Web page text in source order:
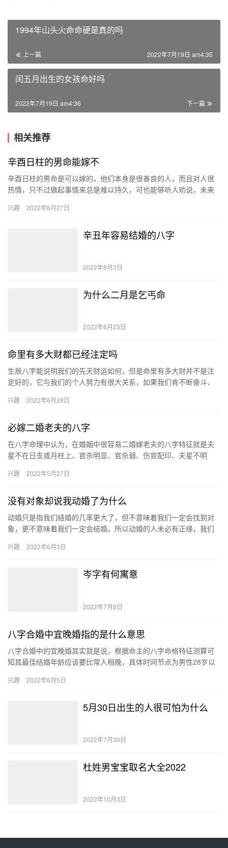
1994年山头火命命硬是真的吗
上一篇 2022年7月19日 am4:35
闰五月出生的女孩命好吗
下一篇
2022年7月19日 am4:36
相关推荐
辛酉日柱的男命能嫁不
辛酉日柱的男命是可以嫁的，他们本身是很善良的人，而且对人很
热情，只不过做起事情来总是难以持久，可也能够听人劝说，未来
格 …
兴趣 2022年6月27日
辛丑年容易结婚的八字
2022年8月3日
为什么二月是乞丐命
2022年6月23日
命里有多大财都已经注定吗
生辰八字能说明我们的先天财运如何，但是命里有多大财并不是注
定好的，它与我们的个人努力有很大关系，如果我们肯不断奋斗、
是命…
兴趣 2022年6月28日
必嫁二婚老夫的八字
在八字命理中认为，在婚姻中很容易二婚嫁老夫的八字特征就是夫
星不在日支或月柱上、官杀明显、官杀弱、伤官配印、夫星不明
福。 夫星…
兴趣 2022年5月27日
没有对象却说我动婚了为什么
动婚只是指我们结婚的几率更大了，但不意味着我们一定会找到对
象，更不意味着我们一定会结婚。所以动婚的人未必有正缘，我们
动婚…
兴趣 2022年6月3日
岑字有何寓意
2022年7月8日
八字合婚中宜晚婚指的是什么意思
八字合婚中的宜晚婚其实就是说，根据命主的八字命格特征测算可
知其最佳结婚年龄应该要比常人稍晚，具体时间节点为男性28岁以
最…
兴趣 2022年6月5日
5月30日出生的人很可怕为什么
2022年7月30日
杜姓男宝宝取名大全2022
2022年10月3日